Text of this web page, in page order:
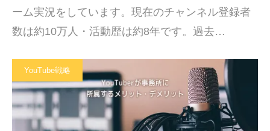
ーム実況をしています。現在のチャンネル登録者
数は約10万人・活動歴は約8年です。過去…
YouTube戦略